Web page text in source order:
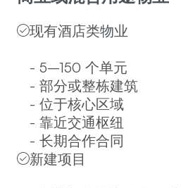
现有酒店类物业
- 5–150 个单元
- 部分或整栋建筑
- 位于核心区域
- 靠近交通枢纽
- 长期合作合同
新建项目